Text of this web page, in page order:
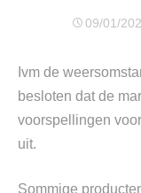
09/01/
Ivm de
besloten dat de
voorspellingen
uit.
Sommige